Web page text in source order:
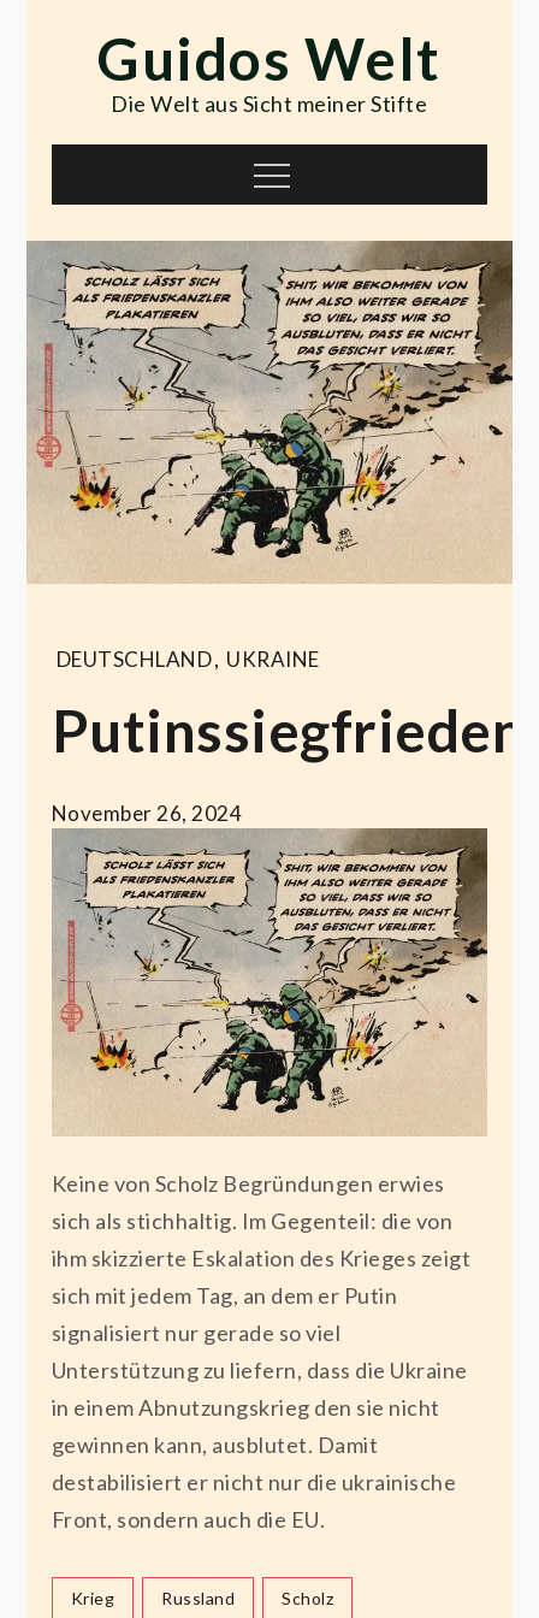
contentGuidos Welt
Die Welt aus Sicht meiner Stifte
Menu
DEUTSCHLAND, UKRAINE
November 26, 2024
Keine von Scholz Begründungen erwies
sich als stichhaltig. Im Gegenteil: die von
ihm skizzierte Eskalation des Krieges zeigt
sich mit jedem Tag, an dem er Putin
signalisiert nur gerade so viel
Unterstützung zu liefern, dass die Ukraine
in einem Abnutzungskrieg den sie nicht
gewinnen kann, ausblutet. Damit
destabilisiert er nicht nur die ukrainische
Front, sondern auch die EU.
Krieg Russland Scholz